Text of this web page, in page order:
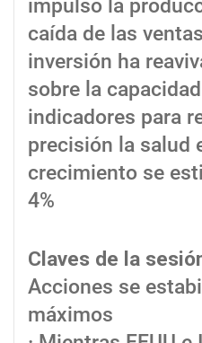
impulsó la
caída de las
inversión ha
sobre la
indicadores para
precisión la salud
crecimiento se
4%
Claves de la
Acciones se
máximos